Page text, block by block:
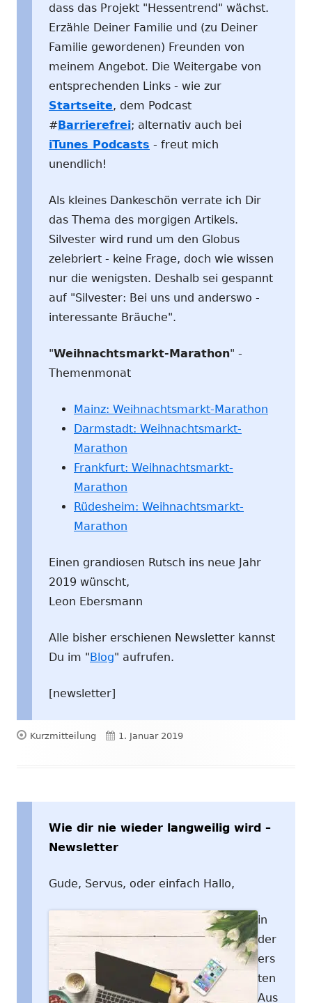
dass das Projekt "Hessentrend" wächst.
Erzähle Deiner Familie und (zu Deiner
Familie gewordenen) Freunden von
meinem Angebot. Die Weitergabe von
entsprechenden Links - wie zur
Startseite, dem Podcast
#Barrierefrei; alternativ auch bei
iTunes Podcasts - freut mich
unendlich!
Als kleines Dankeschön verrate ich Dir
das Thema des morgigen Artikels.
Silvester wird rund um den Globus
zelebriert - keine Frage, doch wie wissen
nur die wenigsten. Deshalb sei gespannt
auf "Silvester: Bei uns und anderswo -
interessante Bräuche".
"Weihnachtsmarkt-Marathon" -
Themenmonat
Mainz: Weihnachtsmarkt-Marathon
Darmstadt: Weihnachtsmarkt-
Marathon
Frankfurt: Weihnachtsmarkt-
Marathon
Rüdesheim: Weihnachtsmarkt-
Marathon
Einen grandiosen Rutsch ins neue Jahr
2019 wünscht,
Leon Ebersmann
Alle bisher erschienen Newsletter kannst
Du im "Blog" aufrufen.
[newsletter]
Format
Kurzmitteilung Veröffentlicht
1. Januar 2019
Wie dir nie wieder langweilig wird –
Newsletter
Gude, Servus, oder einfach Hallo,
in
der
ers
ten
Aus